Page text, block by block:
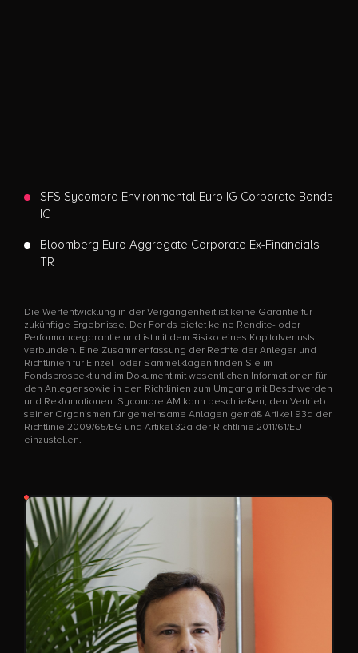
SFS Sycomore Environmental Euro IG Corporate Bonds
IC
Bloomberg Euro Aggregate Corporate Ex-Financials
TR
Die Wertentwicklung in der Vergangenheit ist keine Garantie für
zukünftige Ergebnisse. Der Fonds bietet keine Rendite- oder
Performancegarantie und ist mit dem Risiko eines Kapitalverlusts
verbunden. Eine Zusammenfassung der Rechte der Anleger und
Richtlinien für Einzel- oder Sammelklagen finden Sie im
Fondsprospekt und im Dokument mit wesentlichen Informationen für
den Anleger sowie in den Richtlinien zum Umgang mit Beschwerden
und Reklamationen. Sycomore AM kann beschließen, den Vertrieb
seiner Organismen für gemeinsame Anlagen gemäß Artikel 93a der
Richtlinie 2009/65/EG und Artikel 32a der Richtlinie 2011/61/EU
einzustellen.